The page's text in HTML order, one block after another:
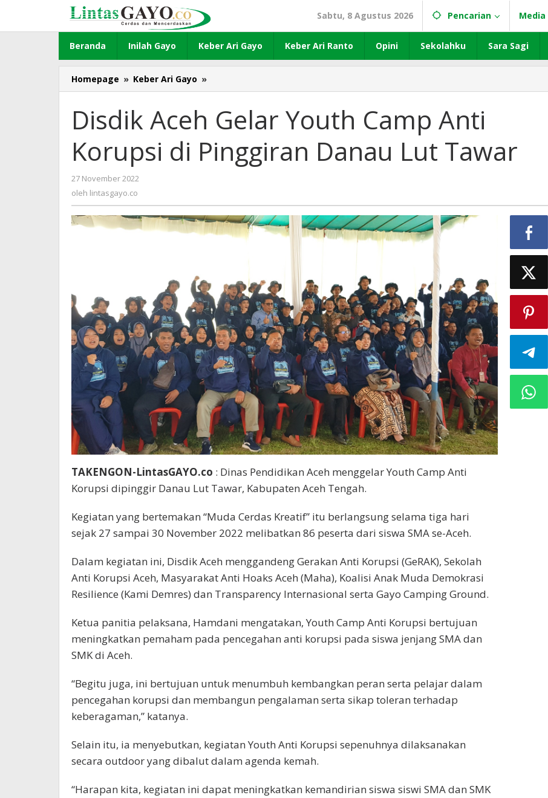
konten
Sabtu, 8 Agustus 2026 Pencarian Media
Beranda Inilah Gayo Keber Ari Gayo Keber Ari Ranto Opini Sekolahku Sara Sagi
Homepage » Keber Ari Gayo »
Aceh
Youth
Camp
Anti
Korupsi
Lut
Tawar
Disdik Aceh Gelar Youth Camp Anti
Korupsi di Pinggiran Danau Lut Tawar
27 November 2022
oleh lintasgayo.co
TAKENGON-LintasGAYO.co : Dinas Pendidikan Aceh menggelar Youth Camp Anti
Korupsi dipinggir Danau Lut Tawar, Kabupaten Aceh Tengah.
Kegiatan yang bertemakan “Muda Cerdas Kreatif” itu berlangsung selama tiga hari
sejak 27 sampai 30 November 2022 melibatkan 86 peserta dari siswa SMA se-Aceh.
Dalam kegiatan ini, Disdik Aceh menggandeng Gerakan Anti Korupsi (GeRAK), Sekolah
Anti Korupsi Aceh, Masyarakat Anti Hoaks Aceh (Maha), Koalisi Anak Muda Demokrasi
Resilience (Kami Demres) dan Transparency Internasional serta Gayo Camping Ground.
Ketua panitia pelaksana, Hamdani mengatakan, Youth Camp Anti Korupsi bertujuan
meningkatkan pemaham pada pencegahan anti korupsi pada siswa jenjang SMA dan
SMK di Aceh.
“Begitu juga, ini bertujuan untuk menumbuh kembangkan peran serta pelajar dalam
pencegahan korupsi dan membangun pengalaman serta sikap toleran terhadap
keberagaman,” katanya.
Selain itu, ia menyebutkan, kegiatan Youth Anti Korupsi sepenuhnya dilaksanakan
secara outdoor yang dibalut dalam agenda kemah.
“Harapan kita, kegiatan ini dapat meningkatkan kemandirian siswa siswi SMA dan SMK